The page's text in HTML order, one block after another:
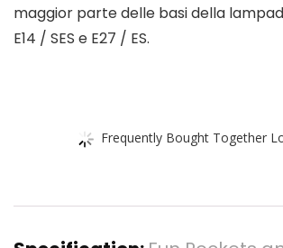
maggior parte delle basi della
E14 / SES e E27 / ES.
Frequently Bought Together